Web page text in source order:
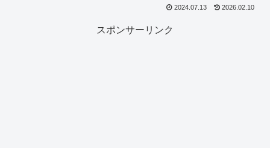
2024.07.13 2026.02.10
スポンサーリンク